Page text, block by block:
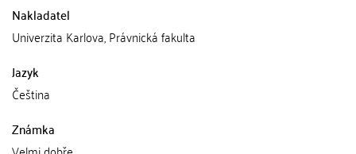
Nakladatel
Univerzita Karlova, Právnická fakulta
Jazyk
Čeština
Známka